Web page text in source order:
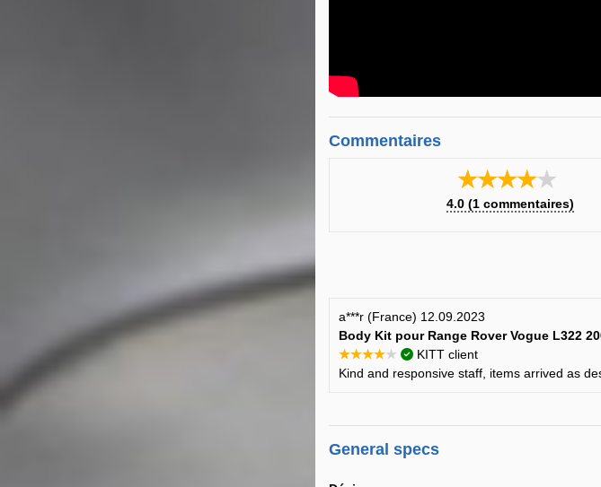
Commentaires
★★★★★
4.0(1commentaires)
a***r (France) 12.09.2023
Body Kit pour Range Rover Vogue L322
★★★★★
KITT client
Kind and responsive staff, items arrived as
General specs